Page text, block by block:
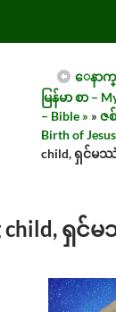
ေနာ
မြန်မာ စာ –
– Bible » » ဇ
Birth of Jesus
child, ရှင်မဿဲ
child, ရှ